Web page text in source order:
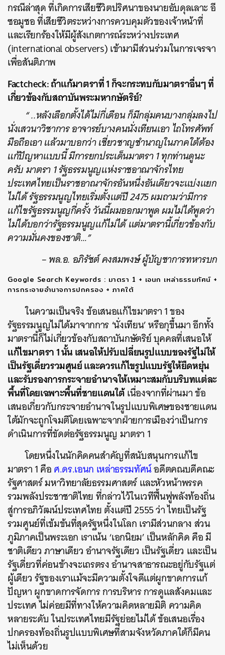
กรณีล่าสุด ที่เกิดการเสียชีวิตปริศนาของนายอับดุลเลาะ อี
ซอมูซอ ที่เสียชีวิตระหว่างการควบคุมตัวของเจ้าหน้าที่
และเรียกร้องให้มีผู้สังเกตการณ์ระหว่างประเทศ
(international observers) เข้ามามีส่วนร่วมในการเจรจา
เพื่อสันติภาพ
Factcheck: ถ้าแก้มาตราที่ 1 ก็จะกระทบกับมาตราอื่นๆ ที่
เกี่ยวข้องกับสถาบันพระมหากษัตริย์?
“ ..หลังเลือกตั้งได้ไม่กี่เดือน ก็มีกลุ่มคนบางกลุ่มลงไป
นั่งเสวนาวิชาการ อาจารย์บางคนนั่งเทียนเอา ไถโทรศัพท์
มือถือเอา แล้วมาบอกว่า เชี่ยวชาญชำนาญในภาคใต้ต้อง
แก้ปัญหาแบบนี้ มีการยกประเด็นมาตรา 1 ทุกท่านดูนะ
ครับ มาตรา 1 รัฐธรรมนูญแห่งราชอาณาจักรไทย
ประเทศไทยเป็นราชอาณาจักรอันหนึ่งอันเดียวจะแบ่งแยก
ไม่ได้ รัฐธรรมนูญไทยเริ่มตั้งแต่ปี 2475 ผมถามว่ามีการ
แก้ไขรัฐธรรมนูญกี่ครั้ง วันนี้ผมออกมาพูด ผมไม่ได้พูดว่า
ไม่ได้บอกว่ารัฐธรรมนูญแก้ไม่ได้ แต่มาตรานี้เกี่ยวข้องกับ
ความมั่นคงของชาติ…”
– พล.อ. อภิรัชต์ คงสมพงษ์ ผู้บัญชาการทหารบก
Google Search Keywords : มาตรา 1 + เอนก เหล่าธรรมทัศน์ +
การกระจายอำนาจการปกครอง + ภาคใต้
ในความเป็นจริง ข้อเสนอแก้ไขมาตรา 1 ของ
รัฐธรรมนูญไม่ได้มาจากการ ‘นั่งเทียน’ หรือกุขึ้นมา อีกทั้ง
มาตรานี้ก็ไม่เกี่ยวข้องกับสถาบันกษัตริย์ บุคคลที่เสนอให้
แก้ไขมาตรา 1 นั้น เสนอให้ปรับเปลี่ยนรูปแบบของรัฐไม่ให้
เป็นรัฐเดี่ยวรวมศูนย์ และควรแก้ไขรูปแบบรัฐให้ยืดหยุ่น
และรับรองการกระจายอำนาจให้เหมาะสมกับบริบทแต่ละ
พื้นที่โดยเฉพาะพื้นที่ชายแดนใต้เนื่องจากที่ผ่านมา ข้อ
เสนอเกี่ยวกับกระจายอำนาจในรูปแบบพิเศษของชายแดน
ใต้มักจะถูกโจมตีโดยเฉพาะจากฝ่ายการเมืองว่าเป็นการ
ดำเนินการที่ขัดต่อรัฐธรรมนูญ มาตรา 1
โดยหนึ่งในนักคิดคนสำคัญที่สนับสนุนการแก้ไข
มาตรา 1 คือศ.ดร.เอนก เหล่าธรรมทัศน์อดีตคณบดีคณะ
รัฐศาสตร์ มหาวิทยาลัยธรรมศาสตร์ และหัวหน้าพรรค
รวมพลังประชาชาติไทย ที่กล่าวไว้ในเวทีฟื้นฟูพลังท้องถิ่น
สู่การอภิวัฒน์ประเทศไทย ตั้งแต่ปี 2555 ว่า ไทยเป็นรัฐ
รวมศูนย์ที่เข้มข้นที่สุดรัฐหนึ่งในโลก เรามีส่วนกลาง ส่วน
ภูมิภาคเป็นพระเอก เราเน้น ‘เอกนิยม’ เป็นหลักคิด คือ มี
ชาติเดียว ภาษาเดียว อำนาจรัฐเดียว เป็นรัฐเดี่ยว และเป็น
รัฐเดี่ยวที่ค่อนข้างจะเถรตรง อำนาจสาธารณะอยู่กับรัฐแต่
ผู้เดียว รัฐของเราแม้จะมีความตั้งใจดีแต่ผูกขาดการแก้
ปัญหา ผูกขาดการจัดการ การบริหาร การดูแลสังคมและ
ประเทศ ไม่ค่อยมีที่ทางให้ความคิดหลายมิติ ความคิด
หลายระดับ ในประเทศไทยมีรัฐย่อยไม่ได้ ข้อเสนอเรื่อง
ปกครองท้องถิ่นรูปแบบพิเศษที่สามจังหวัดภาคใต้ก็มีคน
ไม่เห็นด้วย
SHARE TWEET LINE